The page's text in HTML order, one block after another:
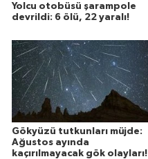
Yolcu otobüsü şarampole
devrildi: 6 ölü, 22 yaralı!
Gökyüzü tutkunları müjde:
Ağustos ayında
kaçırılmayacak gök olayları!